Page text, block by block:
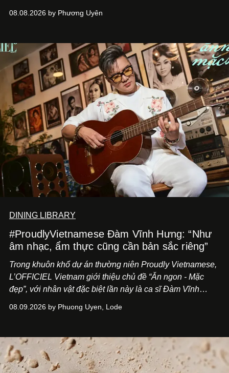
Kitchen Bar và SALEM tại TP.HCM.
08.08.2026 by Phương Uyên
DINING LIBRARY
#ProudlyVietnamese Đàm Vĩnh Hưng: “Như
âm nhạc, ẩm thực cũng cần bản sắc riêng”
Trong khuôn khổ dự án thường niên Proudly Vietnamese,
L’OFFICIEL Vietnam giới thiệu chủ đề “Ăn ngon - Mặc
đẹp”, với nhân vật đặc biệt lần này là ca sĩ Đàm Vĩnh
Cà Phê Cà Pháo mang dấu ấn Indochine hoài niệm, thu
08.09.2026 by Phuong Uyen, Lode